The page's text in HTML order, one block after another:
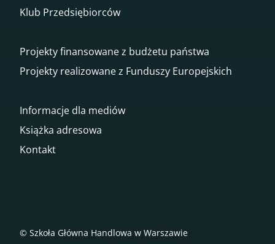
Klub Przedsiębiorców
Projekty finansowane z budżetu państwa
Projekty realizowane z Funduszy Europejskich
Informacje dla mediów
Książka adresowa
Kontakt
© Szkoła Główna Handlowa w Warszawie